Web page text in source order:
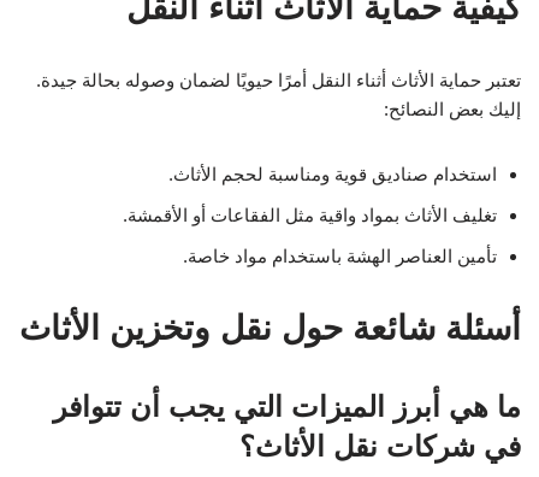
كيفية حماية الأثاث أثناء النقل
تعتبر حماية الأثاث أثناء النقل أمرًا حيويًا لضمان وصوله بحالة جيدة.
إليك بعض النصائح:
استخدام صناديق قوية ومناسبة لحجم الأثاث.
تغليف الأثاث بمواد واقية مثل الفقاعات أو الأقمشة.
تأمين العناصر الهشة باستخدام مواد خاصة.
أسئلة شائعة حول نقل وتخزين الأثاث
ما هي أبرز الميزات التي يجب أن تتوافر
في شركات نقل الأثاث؟